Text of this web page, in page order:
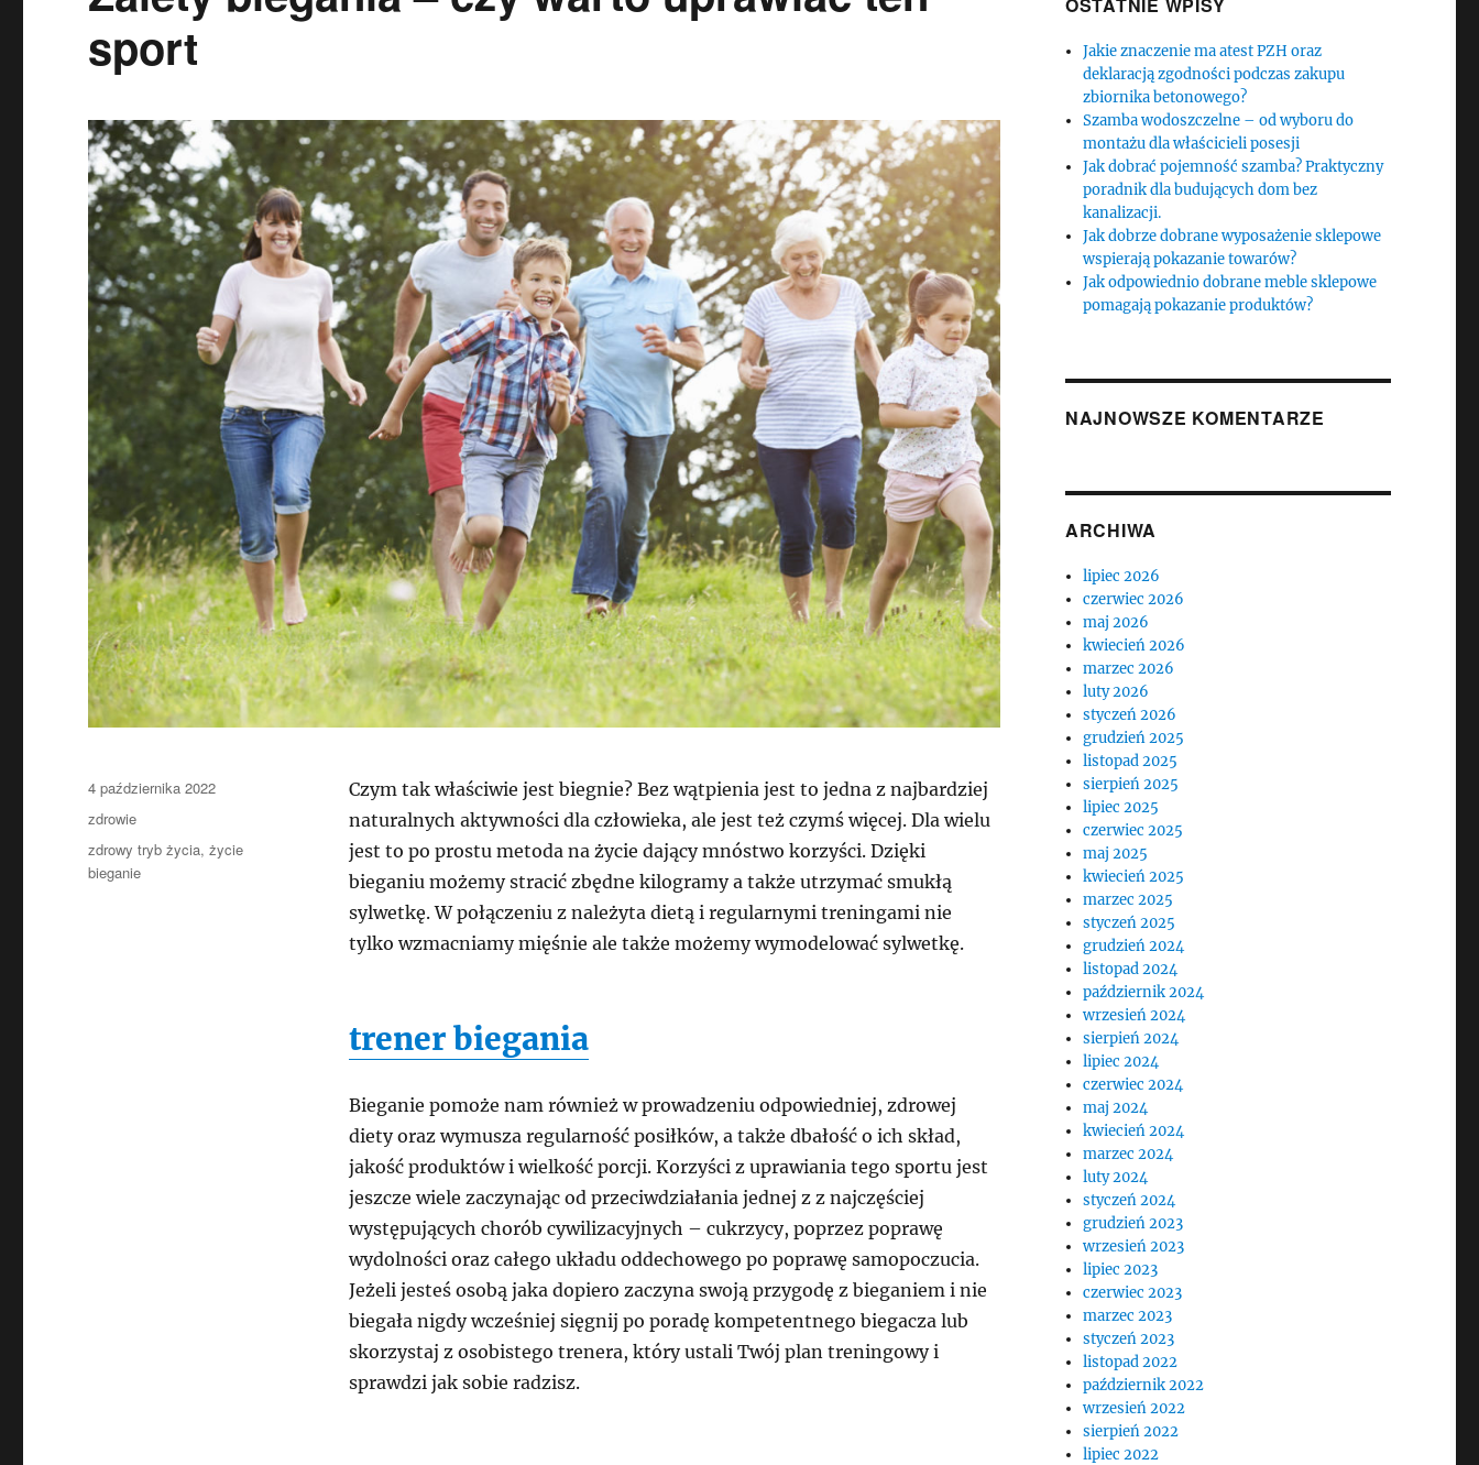
sport
Czym tak właściwie jest biegnie? Bez wątpienia jest to jedna z najbardziej
naturalnych aktywności dla człowieka, ale jest też czymś więcej. Dla wielu
jest to po prostu metoda na życie dający mnóstwo korzyści. Dzięki
bieganiu możemy stracić zbędne kilogramy a także utrzymać smukłą
sylwetkę. W połączeniu z należyta dietą i regularnymi treningami nie
tylko wzmacniamy mięśnie ale także możemy wymodelować sylwetkę.
trener biegania
Bieganie pomoże nam również w prowadzeniu odpowiedniej, zdrowej
diety oraz wymusza regularność posiłków, a także dbałość o ich skład,
jakość produktów i wielkość porcji. Korzyści z uprawiania tego sportu jest
jeszcze wiele zaczynając od przeciwdziałania jednej z z najczęściej
występujących chorób cywilizacyjnych – cukrzycy, poprzez poprawę
wydolności oraz całego układu oddechowego po poprawę samopoczucia.
Jeżeli jesteś osobą jaka dopiero zaczyna swoją przygodę z bieganiem i nie
biegała nigdy wcześniej sięgnij po poradę kompetentnego biegacza lub
skorzystaj z osobistego trenera, który ustali Twój plan treningowy i
sprawdzi jak sobie radzisz.
Data
publikacji
4 października 2022
Kategorie
zdrowie
Tagi
zdrowy tryb życia,życie
bieganie
Jakie znaczenie ma atest PZH oraz
deklaracją zgodności podczas zakupu
zbiornika betonowego?
Szamba wodoszczelne – od wyboru do
montażu dla właścicieli posesji
Jak dobrać pojemność szamba? Praktyczny
poradnik dla budujących dom bez
kanalizacji.
Jak dobrze dobrane wyposażenie sklepowe
wspierają pokazanie towarów?
Jak odpowiednio dobrane meble sklepowe
pomagają pokazanie produktów?
NAJNOWSZE KOMENTARZE
ARCHIWA
lipiec 2026
czerwiec 2026
maj 2026
kwiecień 2026
marzec 2026
luty 2026
styczeń 2026
grudzień 2025
listopad 2025
sierpień 2025
lipiec 2025
czerwiec 2025
maj 2025
kwiecień 2025
marzec 2025
styczeń 2025
grudzień 2024
listopad 2024
październik 2024
wrzesień 2024
sierpień 2024
lipiec 2024
czerwiec 2024
maj 2024
kwiecień 2024
marzec 2024
luty 2024
styczeń 2024
grudzień 2023
wrzesień 2023
lipiec 2023
czerwiec 2023
marzec 2023
styczeń 2023
listopad 2022
październik 2022
wrzesień 2022
sierpień 2022
lipiec 2022